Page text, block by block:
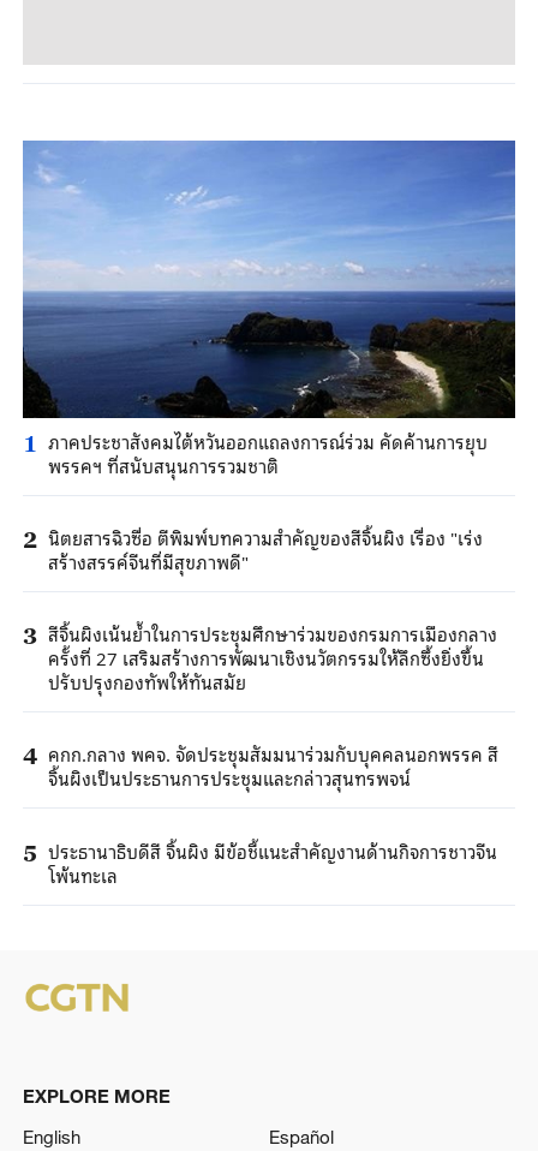
1 ภาคประชาสังคมไต้หวันออกแถลงการณ์ร่วม คัดค้านการยุบ
พรรคฯ ที่สนับสนุนการรวมชาติ
2 นิตยสารฉิวซื่อ ตีพิมพ์บทความสำคัญของสีจิ้นผิง เรื่อง "เร่ง
สร้างสรรค์จีนที่มีสุขภาพดี"
3 สีจิ้นผิงเน้นย้ำในการประชุมศึกษาร่วมของกรมการเมืองกลาง
ครั้งที่ 27 เสริมสร้างการพัฒนาเชิงนวัตกรรมให้ลึกซึ้งยิ่งขึ้น
ปรับปรุงกองทัพให้ทันสมัย
4 คกก.กลาง พคจ. จัดประชุมสัมมนาร่วมกับบุคคลนอกพรรค สี
จิ้นผิงเป็นประธานการประชุมและกล่าวสุนทรพจน์
5 ประธานาธิบดีสี จิ้นผิง มีข้อชี้แนะสำคัญงานด้านกิจการชาวจีน
โพ้นทะเล
EXPLORE MORE
English
Español